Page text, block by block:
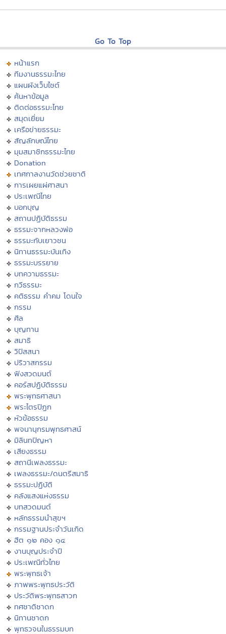
Go To Top
หน้าแรก
ทีมงานธรรมะไทย
แผนผังเว็บไซต์
ค้นหาข้อมูล
ติดต่อธรรมะไทย
สมุดเยี่ยม
เครือข่ายธรรมะ
สัญลักษณ์ไทย
มุมสมาชิกธรรมะไทย
Donation
เทศกาลงานวัดช่วยชาติ
การเผยแผ่ศาสนา
ประเพณีไทย
บอกบุญ
สถานปฏิบัติธรรม
ธรรมะจากหลวงพ่อ
ธรรมะกับเยาวชน
นิทานธรรมะบันเทิง
ธรรมะบรรยาย
บทความธรรมะ
กวีธรรมะ
คติธรรม คำคม โดนใจ
กรรม
ศีล
บุญทาน
สมาธิ
วิปัสสนา
ปริวาสกรรม
ฟังสวดมนต์
คอร์สปฏิบัติธรรม
พระพุทธศาสนา
พระไตรปิฏก
หัวข้อธรรม
พจนานุกรมพุทธศาสน์
มิลินทปัญหา
เสียงธรรม
สถานีเพลงธรรมะ
เพลงธรรมะ/ดนตรีสมาธิ
ธรรมะปฏิบัติ
คลังแสงแห่งธรรม
บทสวดมนต์
หลักธรรมนำสุขฯ
กรรมฐานประจำวันเกิด
ฮีต ๑๒ คอง ๑๔
งานบุญประจำปี
ประเพณีทั่วไทย
พระพุทธเจ้า
ภาพพระพุทธประวัติ
ประวัติพระพุทธสาวก
ทศชาติชาดก
นิทานชาดก
พุทธวจนในธรรมบท